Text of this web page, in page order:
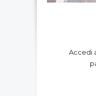
Accedi